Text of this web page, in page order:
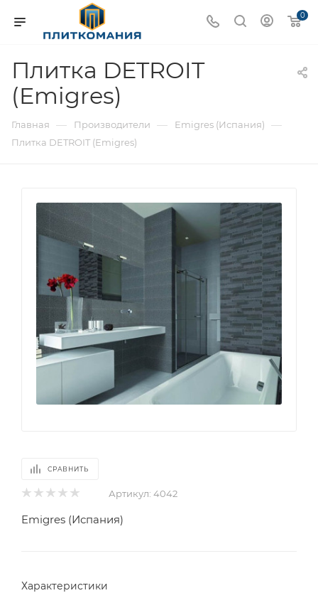
0
Плитка DETROIT
(Emigres)
Главная — Производители — Emigres (Испания) —
Плитка DETROIT (Emigres)
СРАВНИТЬ
Артикул: 4042
Emigres (Испания)
Характеристики